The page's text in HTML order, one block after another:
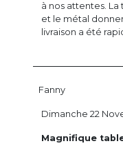
à nos attentes.
et le métal
livraison a été
Fanny
Magnifique
Dimanche 22